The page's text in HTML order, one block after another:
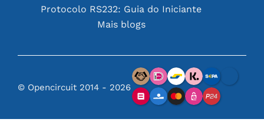
Protocolo RS232: Guia do Iniciante
Mais blogs
© Opencircuit 2014 - 2026